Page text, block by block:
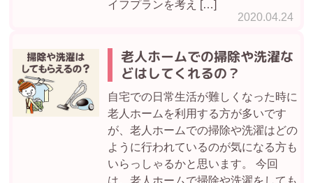
2020.04.24
イフプランを考え […]
老人ホームでの掃除や洗濯な
どはしてくれるの？
自宅での日常生活が難しくなった時に
老人ホームを利用する方が多いです
が、老人ホームでの掃除や洗濯はどの
ように行われているのが気になる方も
いらっしゃるかと思います。 今回
は、老人ホームで掃除や洗濯をしても